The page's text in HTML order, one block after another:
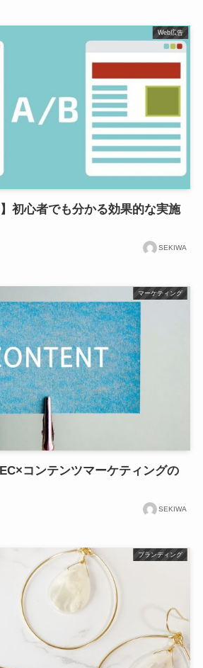
Web広告
初心者でも分かる効果的な実施
SEKIWA
マーケティング
コンテンツマーケティングの
SEKIWA
ブランディング